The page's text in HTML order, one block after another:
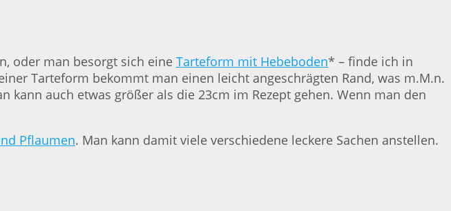
oder man besorgt sich eine Tarteform mit Hebeboden* – finde ich in
Tarteform bekommt man einen leicht angeschrägten Rand, was m.M.n.
auch etwas größer als die 23cm im Rezept gehen. Wenn man den
Pflaumen. Man kann damit viele verschiedene leckere Sachen anstellen.